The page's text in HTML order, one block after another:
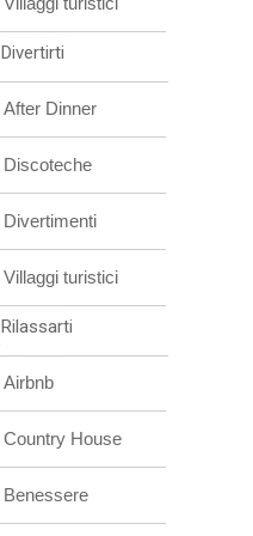
Divertirti
After Dinner
Discoteche
Divertimenti
Villaggi turistici
Rilassarti
Airbnb
Country House
Benessere